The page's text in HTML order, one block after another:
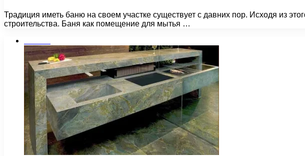
Традиция иметь баню на своем участке существует с давних пор. Исходя из
строительства. Баня как помещение для мытья …